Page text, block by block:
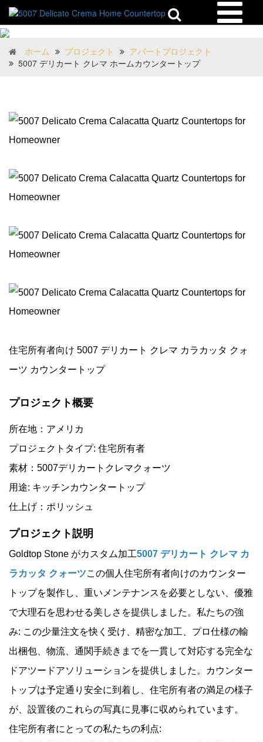
ホーム プロジェクト
アパートプロジェクト
5007 デリカート クレマ ホームカウンタートップ
住宅所有者向け 5007 デリカート クレマ カラカッタ クォ
ーツ カウンタートップ
プロジェクト概要
所在地：アメリカ
プロジェクトタイプ: 住宅所有者
素材：5007デリカートクレマクォーツ
用途: キッチンカウンタートップ
仕上げ：ポリッシュ
プロジェクト説明
Goldtop Stone がカスタム加工5007 デリカート クレマ カ
ラカッタ クォーツこの個人住宅所有者向けのカウンター
トップを製作し、重いメンテナンスを必要としない、優雅
で大理石を思わせる美しさを提供しました。私たちの強
み: この少量注文を快く受け、精密な加工、プロ仕様の輸
出梱包、物流、通関手続きまでを一貫して対応する完全な
ドアツードアソリューションを提供しました。カウンター
トップは予定通り安全に到着し、住宅所有者の満足の様子
が、設置後のこれらの写真に見事に収められています。
住宅所有者にとっての私たちの利点: